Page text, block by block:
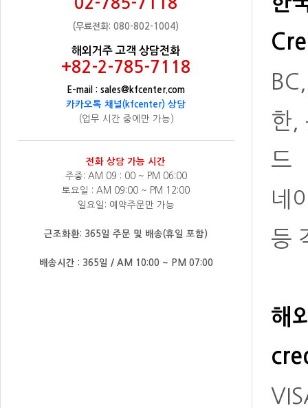
02-785-7118
(무료전화: 080-802-1004)
해외거주 고객 상담전화
+82-2-785-7118
E-mail : sales@kfcenter.com
카카오톡 채널(kfcenter) 상담
(업무 시간 중에만 가능)
전화 상담 가능 시간
주중: AM 09 : 00 ~ PM 06:00
토요일 : AM 09:00 ~ PM 12:00
일요일: 예약주문만 가능
근조화환: 365일 주문 및 배송(휴일 포함)
배송시간 : 365일 / AM 10:00 ~ PM 07:00
한,
드
네
등
해